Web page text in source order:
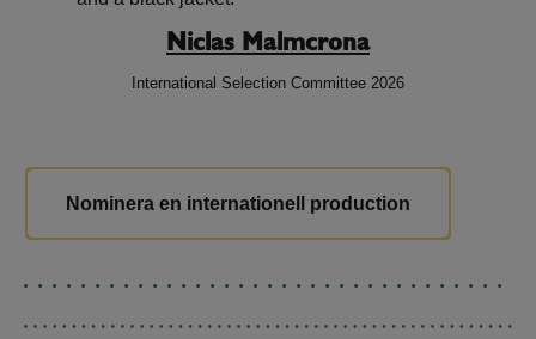
Niclas Malmcrona
International Selection Committee 2026
Nominera en internationell production